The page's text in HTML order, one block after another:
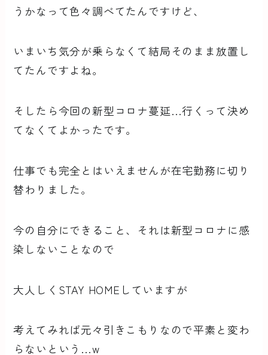
うかなって色々調べてたんですけど、
いまいち気分が乗らなくて結局そのまま放置し
てたんですよね。
そしたら今回の新型コロナ蔓延…行くって決め
てなくてよかったです。
仕事でも完全とはいえませんが在宅勤務に切り
替わりました。
今の自分にできること、それは新型コロナに感
染しないことなので
大人しくSTAY HOMEしていますが
考えてみれば元々引きこもりなので平素と変わ
らないという…w